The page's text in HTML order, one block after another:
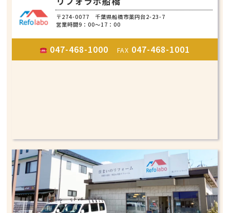
〒274-0077 千葉県船橋市薬円台2-23-7
営業時間9：00～17：00
047-468-1000FAX 047-468-1001